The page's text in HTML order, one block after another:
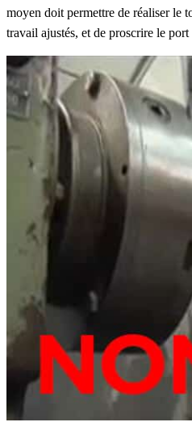
moyen doit permettre de réaliser le
travail ajustés, et de proscrire le